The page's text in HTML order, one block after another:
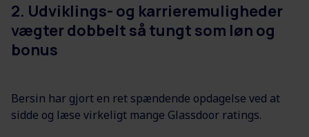
2. Udviklings- og karrieremuligheder
vægter dobbelt så tungt som løn og
bonus
Bersin har gjort en ret spændende opdagelse ved at
sidde og læse virkeligt mange Glassdoor ratings.